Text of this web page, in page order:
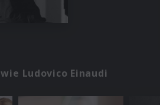
Ludovico Einaudi